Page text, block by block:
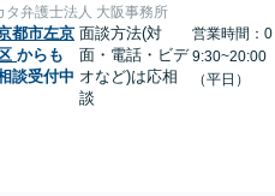
タ弁護士法人 大阪事務所
都市左京
区 からも
談受付中
面談方法(対
面・電話・ビデ
オなど)は応相
談
営業時間：0
9:30~20:00
（平日）